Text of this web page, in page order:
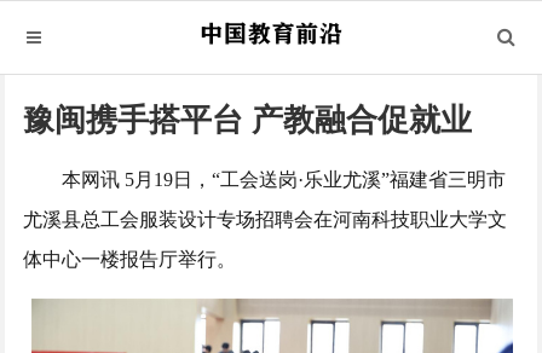
豫闽携手搭平台 产教融合促就业
本网讯 5月19日，“工会送岗·乐业尤溪”福建省三明市
尤溪县总工会服装设计专场招聘会在河南科技职业大学文
体中心一楼报告厅举行。